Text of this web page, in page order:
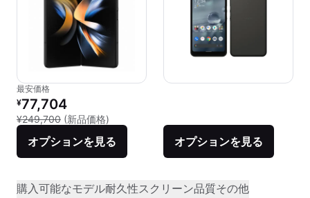
最安価格
リファービッシュ品の価格：
¥77,704
¥249,700 (新品価格)
オプションを見る オプションを見る
購入可能なモデル耐久性スクリーン品質その他